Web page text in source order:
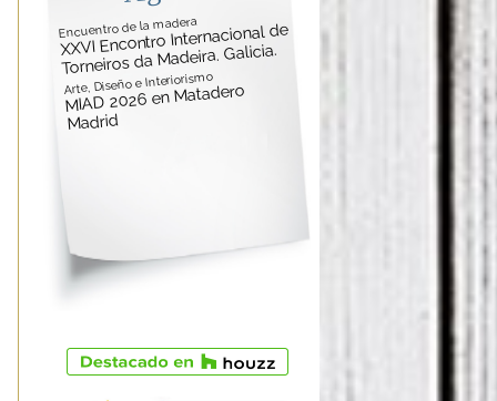
Encuentro de la madera
XXVI Encontro Internacional de
Torneiros da Madeira. Galicia.
Arte, Diseño e Interiorismo
MIAD 2026 en Matadero
Madrid